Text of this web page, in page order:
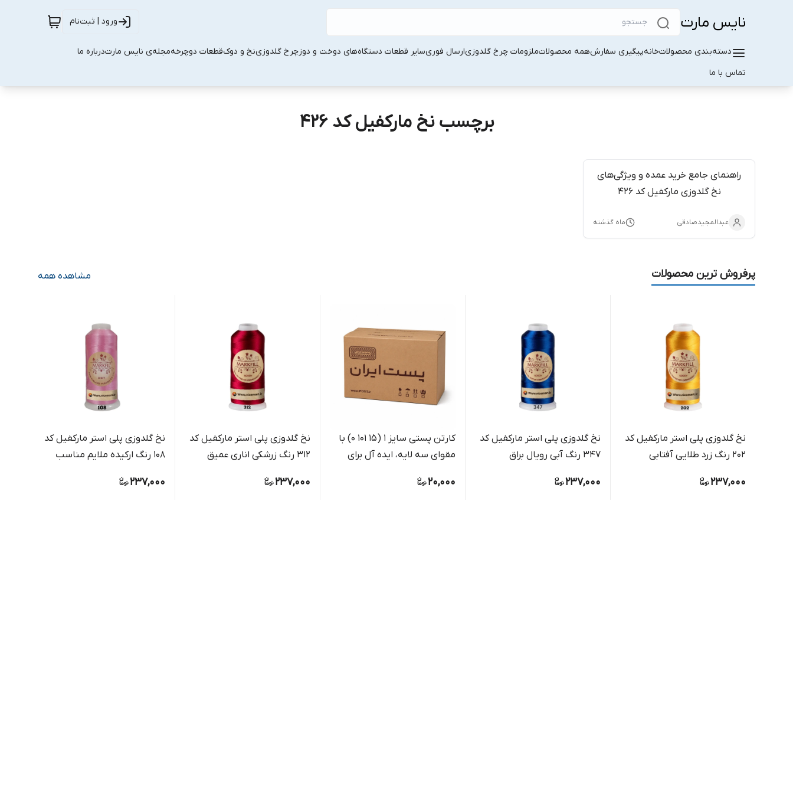
نایس مارت ورود | ثبت‌نام
دسته‌بندی محصولاتخانهپیگیری سفارشهمه محصولاتملزومات چرخ گلدوزیارسال فوریسایر قطعات دستگاه‌های دوخت و دوزچرخ گلدوزینخ و دوکقطعات دوچرخهمجله‌ی نایس مارتدرباره ما
تماس با ما
برچسب نخ مارکفیل کد ۴۲۶
راهنمای جامع خرید عمده و ویژگی‌های
نخ گلدوزی مارکفیل کد ۴۲۶
ماه گذشته عبدالمجیدصادقی
پرفروش ترین محصولات مشاهده همه
نخ گلدوزی پلی استر مارکفیل کد
202 رنگ زرد طلایی آفتابی
237,000
نخ گلدوزی پلی استر مارکفیل کد
347 رنگ آبی رویال براق
237,000
کارتن پستی سایز 1 (15 101 0) با
مقوای سه لایه، ایده آل برای
فروشگاهی
20,000
نخ گلدوزی پلی استر مارکفیل کد
312 رنگ زرشکی اناری عمیق
237,000
نخ گلدوزی پلی استر مارکفیل کد
108 رنگ ارکیده ملایم مناسب
237,000